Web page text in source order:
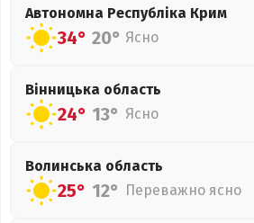
Автономна Республіка Крим
34° 20° Ясно
Вінницька область
24° 13° Ясно
Волинська область
25° 12° Переважно ясно